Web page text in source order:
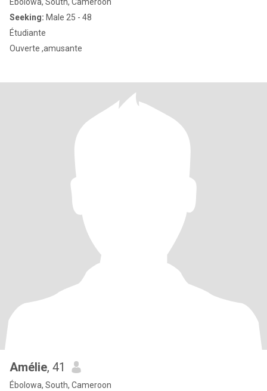
Seeking: Male 25 - 48
Étudiante
Ouverte ,amusante
Amélie, 41
Ébolowa, South, Cameroon